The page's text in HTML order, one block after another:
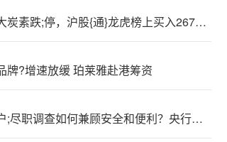
方大炭素跌;停，沪股{通}龙虎榜上买入2677.08万元，卖出7317.05万元
牌?增速放缓 珀莱雅赴港筹资
客户;尽职调查如何兼顾安全和便利？央行：低风险情形采取简化措施